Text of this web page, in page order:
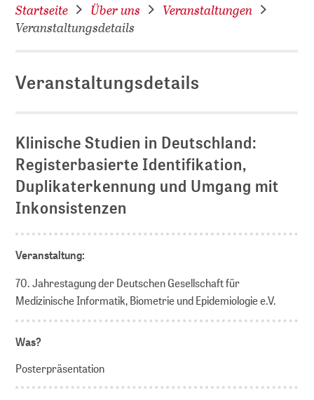
Startseite Über uns
Veranstaltungen
Veranstaltungsdetails
Veranstaltungsdetails
Klinische Studien in Deutschland:
Registerbasierte Identifikation,
Duplikaterkennung und Umgang mit
Inkonsistenzen
Veranstaltung:
70. Jahrestagung der Deutschen Gesellschaft für
Medizinische Informatik, Biometrie und Epidemiologie e.V.
Was?
Posterpräsentation